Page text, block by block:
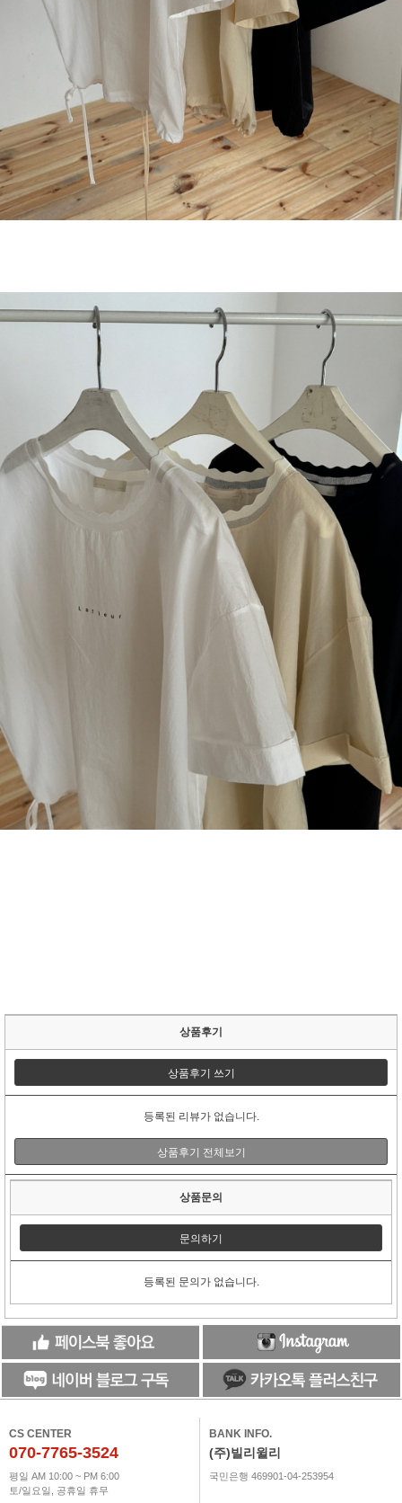
상품후기
상품후기 쓰기
등록된 리뷰가 없습니다.
상품후기 전체보기
상품문의
문의하기
등록된 문의가 없습니다.
CS CENTER
070-7765-3524
평일 AM 10:00 ~ PM 6:00
토/일요일, 공휴일 휴무
BANK INFO.
(주)빌리윌리
국민은행 469901-04-253954